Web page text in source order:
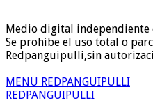
Medio digital independiente
Se prohibe el uso total o
Redpanguipulli,sin
MENU REDPANGUIPULLI
REDPANGUIPULLI